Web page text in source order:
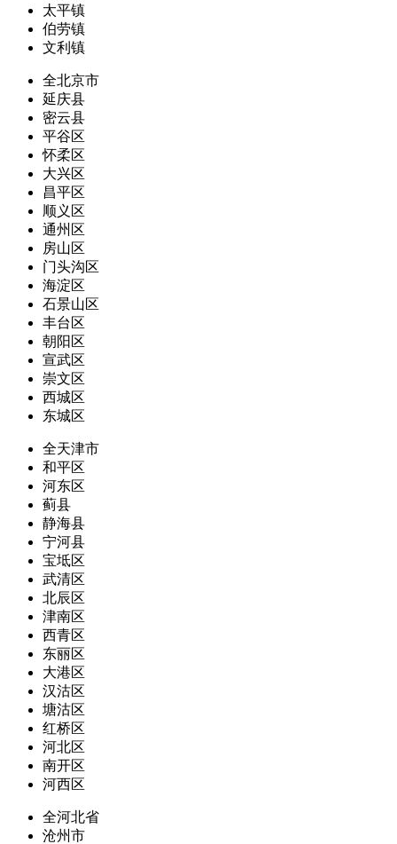
太平镇
伯劳镇
文利镇
全北京市
延庆县
密云县
平谷区
怀柔区
大兴区
昌平区
顺义区
通州区
房山区
门头沟区
海淀区
石景山区
丰台区
朝阳区
宣武区
崇文区
西城区
东城区
全天津市
和平区
河东区
蓟县
静海县
宁河县
宝坻区
武清区
北辰区
津南区
西青区
东丽区
大港区
汉沽区
塘沽区
红桥区
河北区
南开区
河西区
全河北省
沧州市